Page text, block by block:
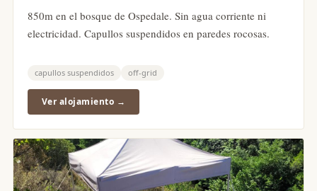
850m en el bosque de Ospedale. Sin agua corriente ni
electricidad. Capullos suspendidos en paredes rocosas.
capullos suspendidos off-grid
Ver alojamiento →